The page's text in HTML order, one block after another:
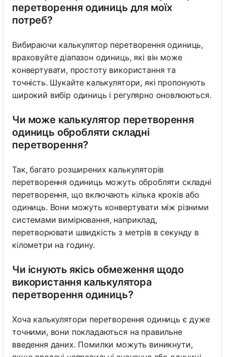
перетворення одиниць для моїх
потреб?
Вибираючи калькулятор перетворення одиниць,
враховуйте діапазон одиниць, які він може
конвертувати, простоту використання та
точність. Шукайте калькулятори, які пропонують
широкий вибір одиниць і регулярно оновлюються.
Чи може калькулятор перетворення
одиниць обробляти складні
перетворення?
Так, багато розширених калькуляторів
перетворення одиниць можуть обробляти складні
перетворення, що включають кілька кроків або
одиниць. Вони можуть конвертувати між різними
системами вимірювання, наприклад,
перетворювати швидкість з метрів в секунду в
кілометри на годину.
Чи існують якісь обмеження щодо
використання калькулятора
перетворення одиниць?
Хоча калькулятори перетворення одиниць є дуже
точними, вони покладаються на правильне
введення даних. Помилки можуть виникнути,